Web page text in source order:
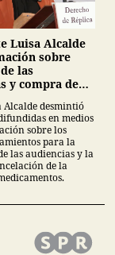
Luisa Alcalde
sobre
las
y compra de
desmintió
en medios
sobre los
para la
las audiencias y la
de la